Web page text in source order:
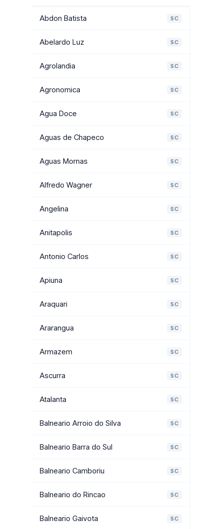
Abdon Batista SC
Abelardo Luz SC
Agrolandia SC
Agronomica SC
Agua Doce SC
Aguas de Chapeco SC
Aguas Mornas SC
Alfredo Wagner SC
Angelina SC
Anitapolis SC
Antonio Carlos SC
Apiuna SC
Araquari SC
Ararangua SC
Armazem SC
Ascurra SC
Atalanta SC
Balneario Arroio do Silva SC
Balneario Barra do Sul SC
Balneario Camboriu SC
Balneario do Rincao SC
Balneario Gaivota SC